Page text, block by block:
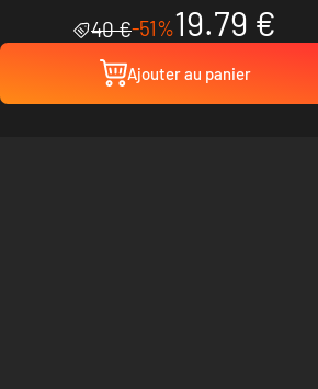
40 €-51%19.79 €
Ajouter au panier